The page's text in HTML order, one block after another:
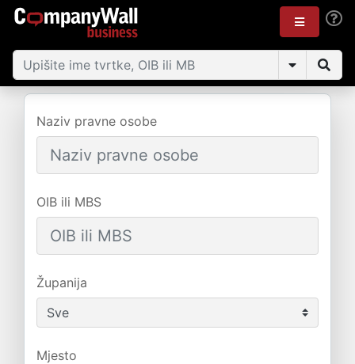
Naziv pravne osobe
OIB ili MBS
Županija
Mjesto